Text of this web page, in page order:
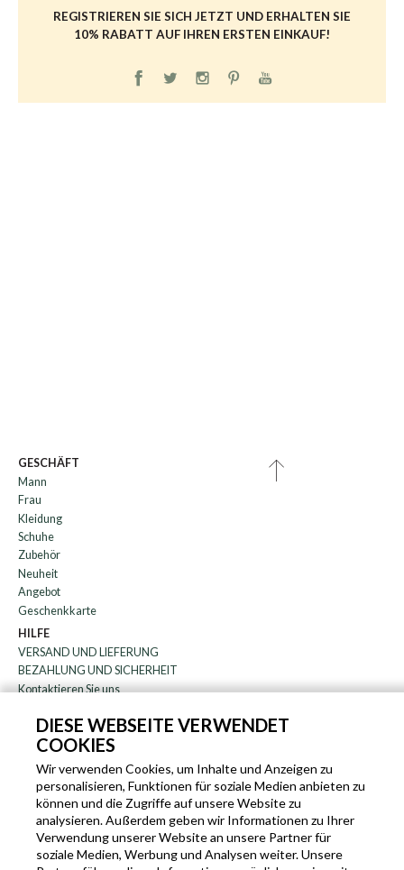
DIESE WEBSEITE VERWENDET
COOKIES
Wir verwenden Cookies, um Inhalte und Anzeigen zu
personalisieren, Funktionen für soziale Medien anbieten zu
können und die Zugriffe auf unsere Website zu
analysieren. Außerdem geben wir Informationen zu Ihrer
Verwendung unserer Website an unsere Partner für
soziale Medien, Werbung und Analysen weiter. Unsere
REGISTRIEREN SIE SICH JETZT UND ERHALTEN SIE
10% RABATT AUF IHREN ERSTEN EINKAUF!
GESCHÄFT
Mann
Frau
Kleidung
Schuhe
Zubehör
Neuheit
Angebot
Geschenkkarte
HILFE
VERSAND UND LIEFERUNG
BEZAHLUNG UND SICHERHEIT
Kontaktieren Sie uns
DAS UNTERNEHMEN
Rundschreiben
über uns
Blog
Partnerprogramm
EN IT FR DE